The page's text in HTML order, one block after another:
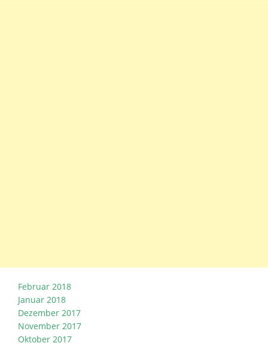
Februar 2018
Januar 2018
Dezember 2017
November 2017
Oktober 2017